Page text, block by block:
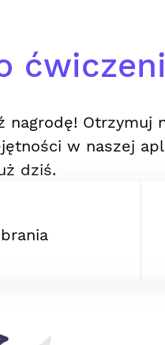
Otrzymuj
w naszej
dziś.